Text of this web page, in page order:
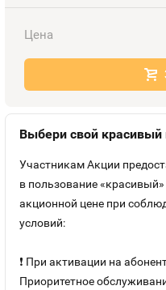
Номера
Контакты
Sim-Sim
Цена
Выбери свой красивый
Участникам Акции
в пользование
акционной цене при
условий:
❗ При активации на
Приоритетное